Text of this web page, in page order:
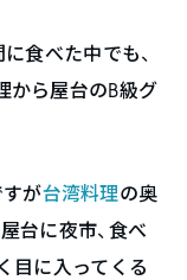
食べた中でも、
から屋台のB級グ
が台湾料理の奥
台に夜市、食べ
目に入ってくる